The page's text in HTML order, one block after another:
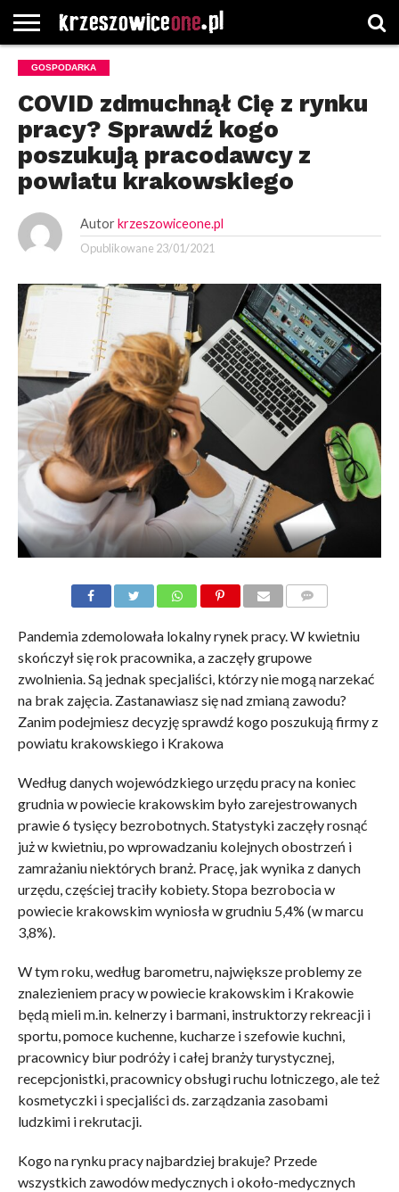
STRONA
GŁÓWNA
WYBORY
WYBIERZ
ROZKŁADY
GREGORCZYK
KONTAKT
GOSPODARKA
COVID zdmuchnął Cię z rynku
pracy? Sprawdź kogo
poszukują pracodawcy z
powiatu krakowskiego
Autor krzeszowiceone.pl
Opublikowane 23/01/2021
Pandemia zdemolowała lokalny rynek pracy. W kwietniu
skończył się rok pracownika, a zaczęły grupowe
zwolnienia. Są jednak specjaliści, którzy nie mogą narzekać
na brak zajęcia. Zastanawiasz się nad zmianą zawodu?
Zanim podejmiesz decyzję sprawdź kogo poszukują firmy z
powiatu krakowskiego i Krakowa
Według danych wojewódzkiego urzędu pracy na koniec
grudnia w powiecie krakowskim było zarejestrowanych
prawie 6 tysięcy bezrobotnych. Statystyki zaczęły rosnąć
już w kwietniu, po wprowadzaniu kolejnych obostrzeń i
zamrażaniu niektórych branż. Pracę, jak wynika z danych
urzędu, częściej traciły kobiety. Stopa bezrobocia w
powiecie krakowskim wyniosła w grudniu 5,4% (w marcu
3,8%).
W tym roku, według barometru, największe problemy ze
znalezieniem pracy w powiecie krakowskim i Krakowie
będą mieli m.in. kelnerzy i barmani, instruktorzy rekreacji i
sportu, pomoce kuchenne, kucharze i szefowie kuchni,
pracownicy biur podróży i całej branży turystycznej,
recepcjonistki, pracownicy obsługi ruchu lotniczego, ale też
kosmetyczki i specjaliści ds. zarządzania zasobami
ludzkimi i rekrutacji.
Kogo na rynku pracy najbardziej brakuje? Przede
wszystkich zawodów medycznych i około-medycznych